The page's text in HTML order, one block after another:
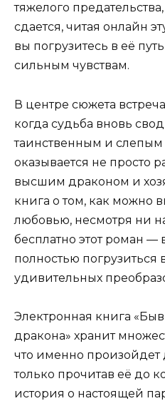
тяжелого
сдается, читая онлайн
вы погрузитесь в её
сильным чувствам.
В центре сюжета
когда судьба вновь
таинственным и
оказывается не просто
высшим драконом и
книга о том, как можно
любовью, несмотря ни
бесплатно этот роман —
полностью погрузиться
удивительных
Электронная книга
дракона» хранит
что именно произойдет
только прочитав её до
история о настоящей